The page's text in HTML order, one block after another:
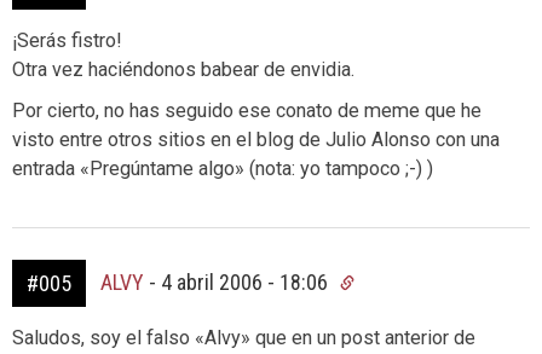
¡Serás fistro!
Otra vez haciéndonos babear de envidia.
Por cierto, no has seguido ese conato de meme que he
visto entre otros sitios en el blog de Julio Alonso con una
entrada «Pregúntame algo» (nota: yo tampoco ;-) )
#005 ALVY - 4 abril 2006 - 18:06
Saludos, soy el falso «Alvy» que en un post anterior de